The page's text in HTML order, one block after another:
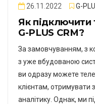
26.11.2022 G-
Як
G-PLUS CRM?
За замовчуванням, з
з уже вбудованою
ви одразу можете
клієнтам, отримувати
аналітику. Однак, ми